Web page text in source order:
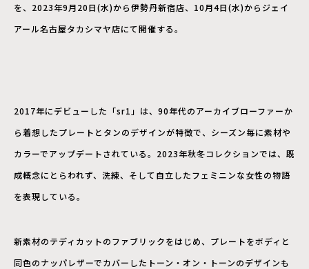
を、2023年9月20日(水)から伊勢丹新宿店、10月4日(水)からジェイ
アール名古屋タカシマヤ店にて開催する。
2017年にデビューした「sr1」は、90年代のアーカイブローファーか
ら着想したプレートとタンのデザインが特徴で、シーズン毎に素材や
カラーでアップデートされている。2023年秋冬コレクションでは、既
成概念にとらわれず、洗練、そして自立したフェミニンな女性の物語
を表現している。
新素材のテディカットのファブリックをはじめ、プレートをボディと
同色のナッパレザーでカバーしたトーン・オン・トーンのデザインも